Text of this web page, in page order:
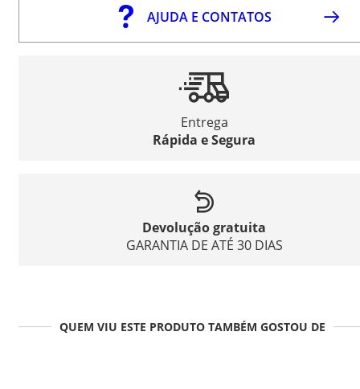
AJUDA E CONTATOS
Entrega
Rápida e Segura
Devolução gratuita
GARANTIA DE ATÉ 30 DIAS
QUEM VIU ESTE PRODUTO TAMBÉM GOSTOU DE